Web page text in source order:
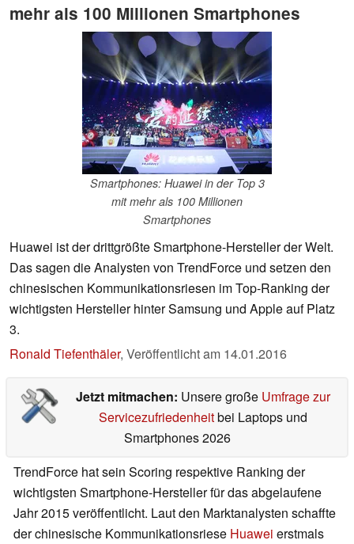
mehr als 100 Millionen Smartphones
Smartphones: Huawei in der Top 3
mit mehr als 100 Millionen
Smartphones
Huawei ist der drittgrößte Smartphone-Hersteller der Welt.
Das sagen die Analysten von TrendForce und setzen den
chinesischen Kommunikationsriesen im Top-Ranking der
wichtigsten Hersteller hinter Samsung und Apple auf Platz
3.
Ronald Tiefenthäler, Veröffentlicht am 14.01.2016
Jetzt mitmachen: Unsere große Umfrage zur
Servicezufriedenheitbei Laptops und
Smartphones 2026
TrendForce hat sein Scoring respektive Ranking der
wichtigsten Smartphone-Hersteller für das abgelaufene
Jahr 2015 veröffentlicht. Laut den Marktanalysten schaffte
der chinesische Kommunikationsriese Huawei erstmals